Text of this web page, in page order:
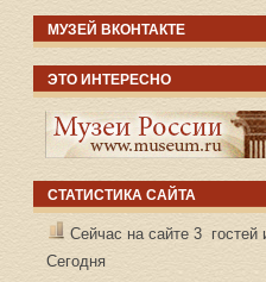
МУЗЕЙ ВКОНТАКТЕ
ЭТО ИНТЕРЕСНО
СТАТИСТИКА САЙТА
Сейчас на сайте 3 гостей
Сегодня